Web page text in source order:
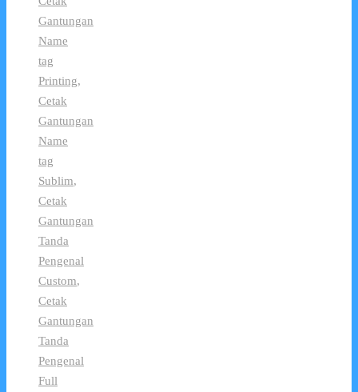
Gantungan
Name
tag
Printing,
Cetak
Gantungan
Name
tag
Sublim,
Cetak
Gantungan
Tanda
Pengenal
Custom,
Cetak
Gantungan
Tanda
Pengenal
Full